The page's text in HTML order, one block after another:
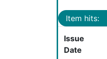
Item hits:
Issue
Date